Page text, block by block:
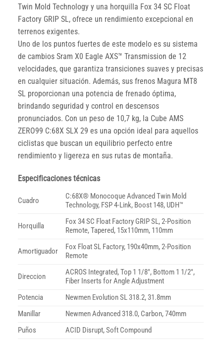
Twin Mold Technology y una horquilla Fox 34 SC Float
Factory GRIP SL, ofrece un rendimiento excepcional en
terrenos exigentes.
Uno de los puntos fuertes de este modelo es su sistema
de cambios Sram X0 Eagle AXS™ Transmission de 12
velocidades, que garantiza transiciones suaves y precisas
en cualquier situación. Además, sus frenos Magura MT8
SL proporcionan una potencia de frenado óptima,
brindando seguridad y control en descensos
pronunciados. Con un peso de 10,7 kg, la Cube AMS
ZERO99 C:68X SLX 29 es una opción ideal para aquellos
ciclistas que buscan un equilibrio perfecto entre
rendimiento y ligereza en sus rutas de montaña.
Especificaciones técnicas
Cuadro
C:68X® Monocoque Advanced Twin Mold
Technology, FSP 4-Link, Boost 148, UDH™
Horquilla
Fox 34 SC Float Factory GRIP SL, 2-Position
Remote, Tapered, 15x110mm, 110mm
Amortiguador
Fox Float SL Factory, 190x40mm, 2-Position
Remote
Direccion
ACROS Integrated, Top 1 1/8″, Bottom 1 1/2″,
Fiber Inserts for Angle Adjustment
Potencia
Newmen Evolution SL 318.2, 31.8mm
Manillar
Newmen Advanced 318.0, Carbon, 740mm
Puños
ACID Disrupt, Soft Compound